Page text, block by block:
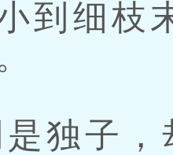
到细枝
独子，